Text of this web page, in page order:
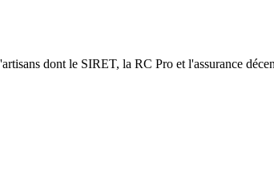
dont le SIRET, la RC Pro et l'assurance